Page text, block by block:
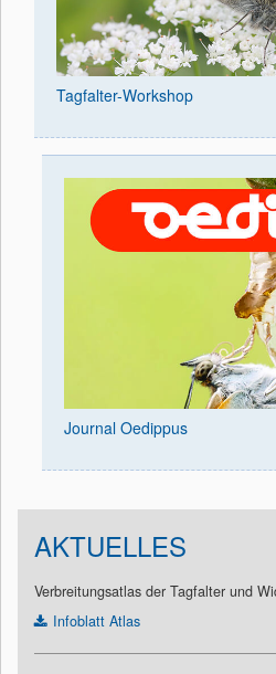
Tagfalter-Workshop
Journal Oedippus
AKTUELLES
Verbreitungsatlas der Tagfalter und
Infoblatt Atlas